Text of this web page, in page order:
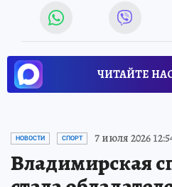
ЧИТАЙТЕ
НОВОСТИ СПОРТ 7 июля 2026
Владимирская